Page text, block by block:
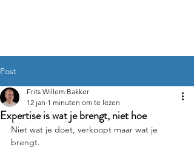
Post
Expertise is wat je brengt, niet hoe
Frits Willem Bakker
12 jan 1 minuten om te lezen
Niet wat je doet, verkoopt maar wat je
brengt.